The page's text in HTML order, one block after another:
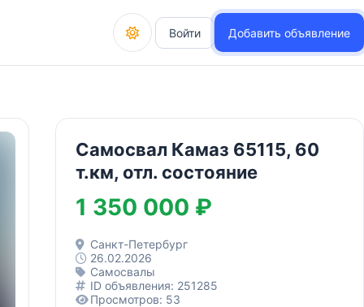
Войти Добавить объявление
1 350 000 ₽
Самосвал Камаз 65115, 60
т.км, отл. состояние
Санкт-Петербург
26.02.2026
Самосвалы
ID объявления: 251285
Просмотров: 53